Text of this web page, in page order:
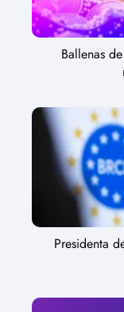
Ballenas
Presidenta